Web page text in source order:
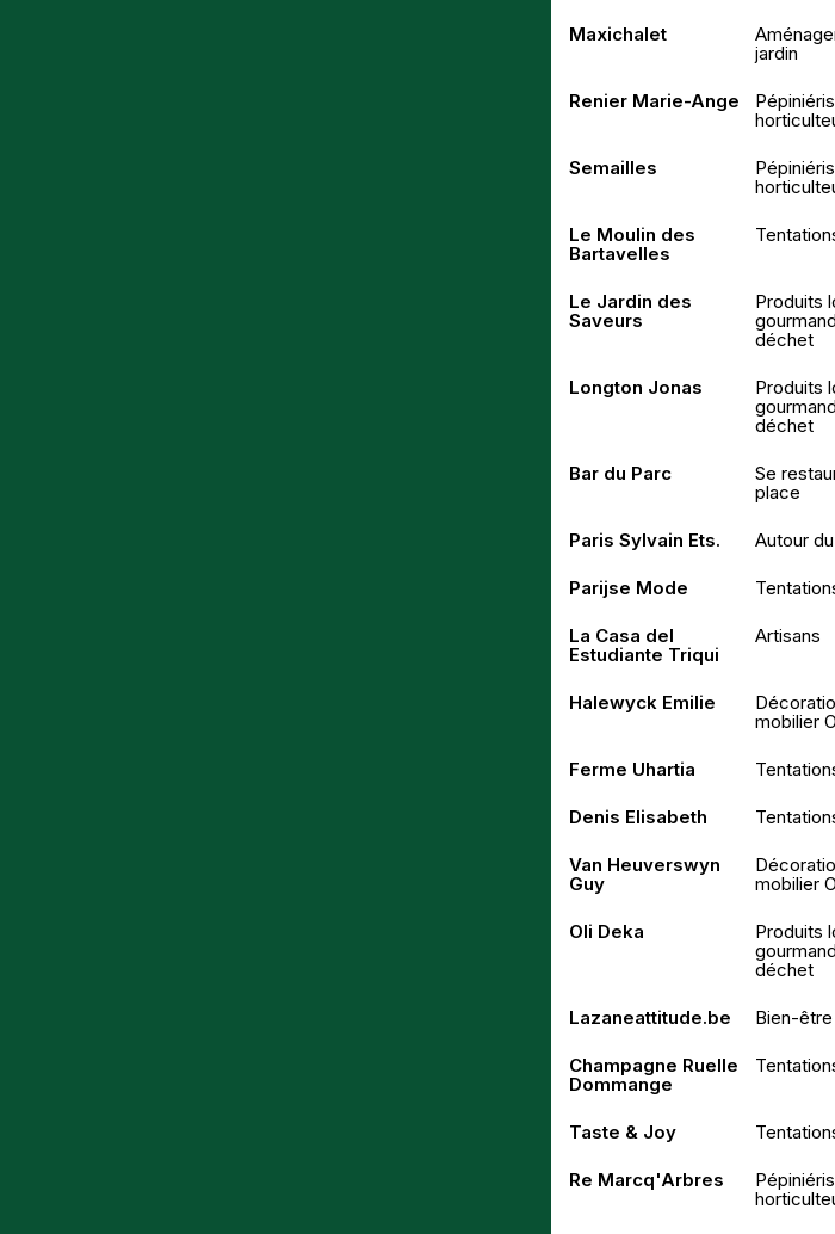
Maxichalet
jardin
Renier Marie-Ange
Semailles
Le Moulin des
Bartavelles
Le Jardin des
Saveurs
Produits
déchet
Longton Jonas
Produits
déchet
Bar du Parc
Se
place
Paris Sylvain Ets. Autour
Parijse Mode
La Casa del
Estudiante Triqui
Artisans
Halewyck Emilie
mobilier
Ferme Uhartia
Denis Elisabeth
Van Heuverswyn
Guy
mobilier
Oli Deka
Produits
déchet
Lazaneattitude.be Bien-être
Champagne Ruelle
Dommange
Taste & Joy
Re Marcq'Arbres